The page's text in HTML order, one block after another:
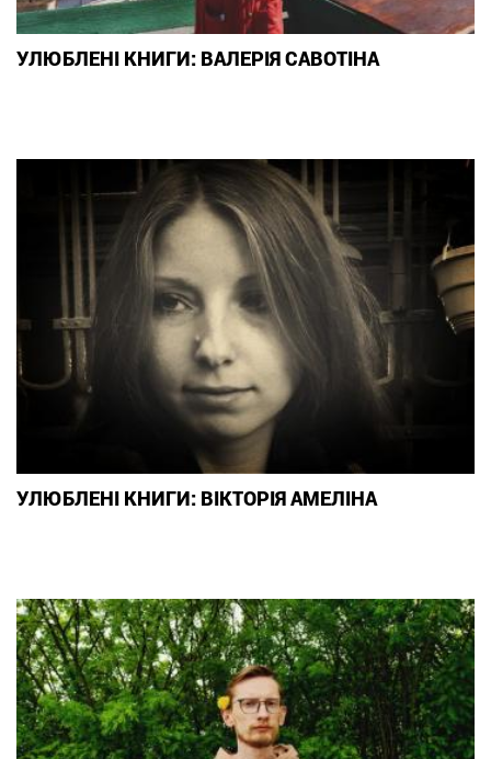
УЛЮБЛЕНІ КНИГИ: ВАЛЕРІЯ САВОТІНА
УЛЮБЛЕНІ КНИГИ: ВІКТОРІЯ АМЕЛІНА